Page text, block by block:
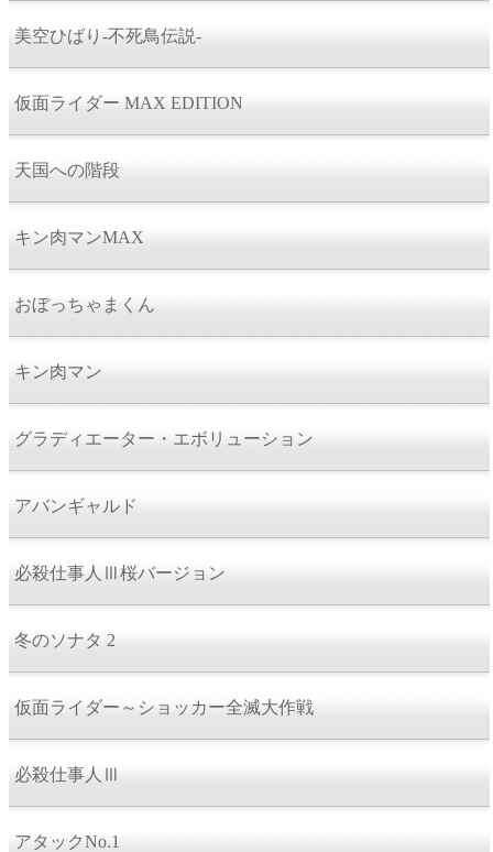
美空ひばり-不死鳥伝説-
仮面ライダー MAX EDITION
天国への階段
キン肉マンMAX
おぼっちゃまくん
キン肉マン
グラディエーター・エボリューション
アバンギャルド
必殺仕事人Ⅲ桜バージョン
冬のソナタ 2
仮面ライダー～ショッカー全滅大作戦
必殺仕事人Ⅲ
アタックNo.1